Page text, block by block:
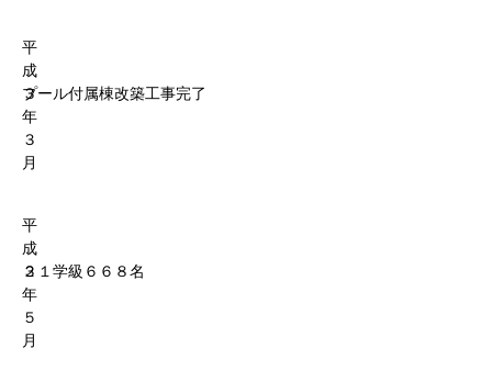
平
成
３
年
３
月
プール付属棟改築工事完了
平
成
３
年
５
月
２１学級６６８名